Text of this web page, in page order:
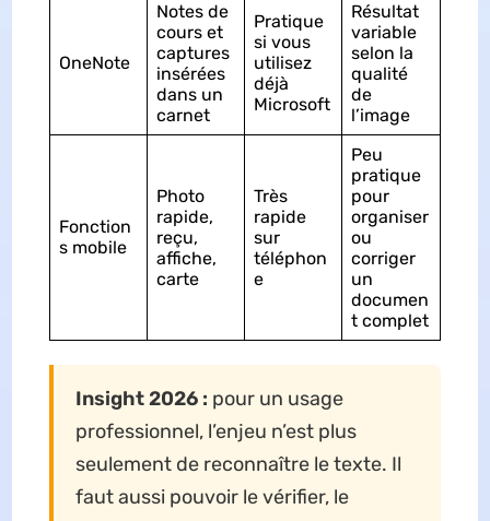
OneNote
Notes de
cours et
captures
insérées
dans un
carnet
Pratique
si vous
utilisez
déjà
Microsoft
Résultat
variable
selon la
qualité
de
l’image
Fonction
s mobile
Photo
rapide,
reçu,
affiche,
carte
Très
rapide
sur
téléphon
e
Peu
pratique
pour
organiser
ou
corriger
un
documen
t complet
Insight 2026 : pour un usage
professionnel, l’enjeu n’est plus
seulement de reconnaître le texte. Il
faut aussi pouvoir le vérifier, le